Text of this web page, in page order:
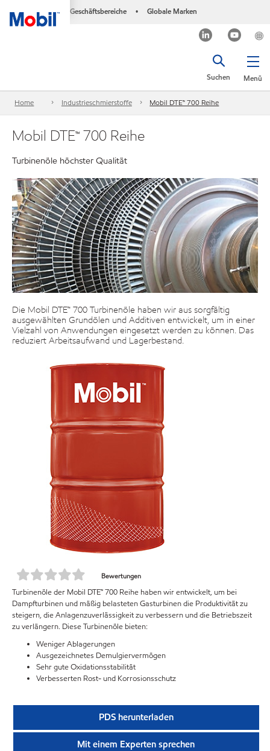
Geschäftsbereiche • Globale Marken
Menü
Suchen
Home Industrieschmierstoffe Mobil DTE™ 700 Reihe
Mobil DTE™ 700 Reihe
Turbinenöle höchster Qualität
Die Mobil DTE™ 700 Turbinenöle haben wir aus sorgfältig
ausgewählten Grundölen und Additiven entwickelt, um in einer
Vielzahl von Anwendungen eingesetzt werden zu können. Das
reduziert Arbeitsaufwand und Lagerbestand.
Bewertungen
Turbinenöle der Mobil DTE™ 700 Reihe haben wir entwickelt, um bei
Dampfturbinen und mäßig belasteten Gasturbinen die Produktivität zu
steigern, die Anlagenzuverlässigkeit zu verbessern und die Betriebszeit
zu verlängern. Diese Turbinenöle bieten:
Weniger Ablagerungen
Ausgezeichnetes Demulgiervermögen
Sehr gute Oxidationsstabilität
Verbesserten Rost- und Korrosionsschutz
PDS herunterladen
Mit einem Experten sprechen